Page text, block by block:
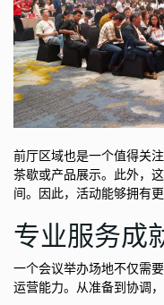
前厅区域也是一个值得关
茶歇或产品展示。此外，
间。因此，活动能够拥有
专业服务成
一个会议举办场地不仅需
运营能力。从准备到协调